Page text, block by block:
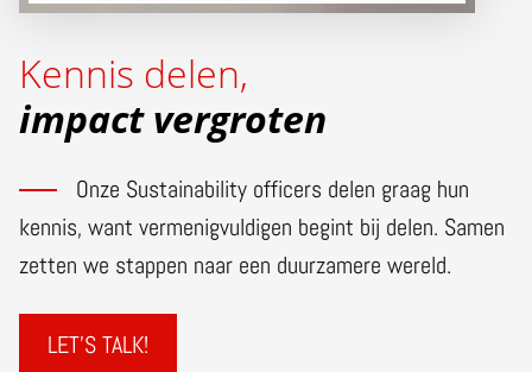
Kennis delen,
impact vergroten
Onze Sustainability officers delen graag hun
kennis, want vermenigvuldigen begint bij delen. Samen
zetten we stappen naar een duurzamere wereld.
LET'S TALK!